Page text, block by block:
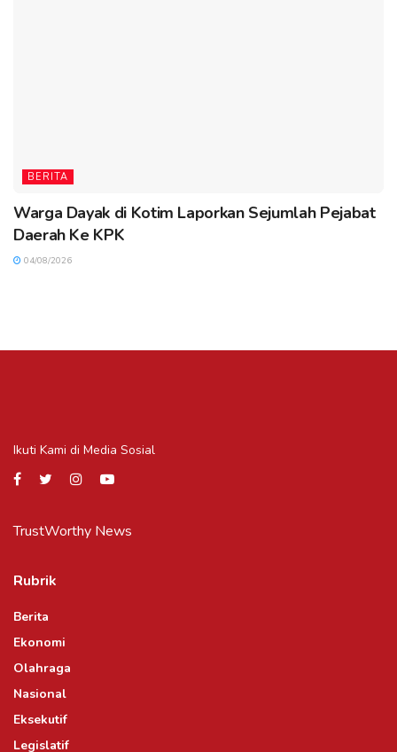
BERITA
Warga Dayak di Kotim Laporkan Sejumlah Pejabat
Daerah Ke KPK
04/08/2026
Ikuti Kami di Media Sosial
TrustWorthy News
Rubrik
Berita
Ekonomi
Olahraga
Nasional
Eksekutif
Legislatif